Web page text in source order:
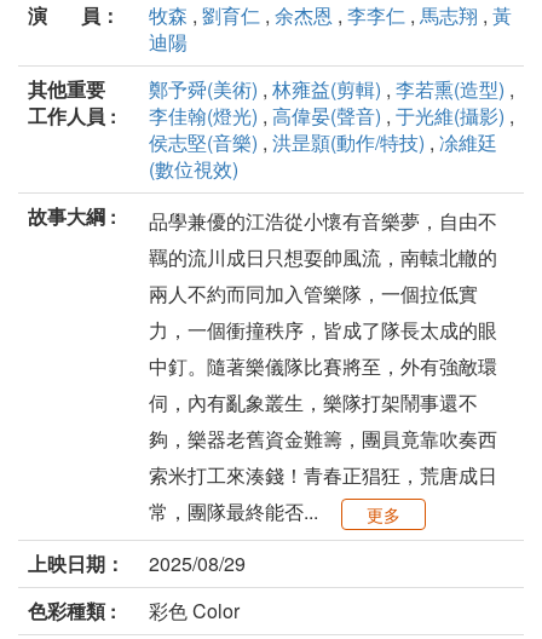
演 員：
牧森 , 劉育仁 , 余杰恩 , 李李仁 , 馬志翔 , 黃
迪陽
其他重要
工作人員 :
鄭予舜(美術) , 林雍益(剪輯) , 李若熏(造型) ,
李佳翰(燈光) , 高偉晏(聲音) , 于光維(攝影) ,
侯志堅(音樂) , 洪昰顥(動作/特技) , 凃維廷
(數位視效)
故事大綱 :
品學兼優的江浩從小懷有音樂夢，自由不
羈的流川成日只想耍帥風流，南轅北轍的
兩人不約而同加入管樂隊，一個拉低實
力，一個衝撞秩序，皆成了隊長太成的眼
中釘。隨著樂儀隊比賽將至，外有強敵環
伺，內有亂象叢生，樂隊打架鬧事還不
夠，樂器老舊資金難籌，團員竟靠吹奏西
索米打工來湊錢！青春正猖狂，荒唐成日
常，團隊最終能否...
更多
上映日期：
2025/08/29
色彩種類 :
彩色 Color